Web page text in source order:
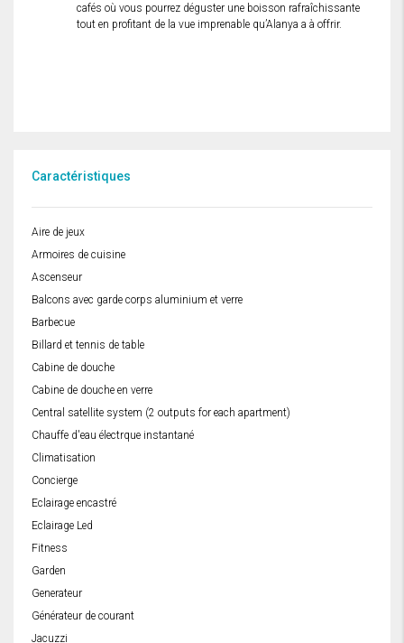
cafés où vous pourrez déguster une boisson rafraîchissante
tout en profitant de la vue imprenable qu’Alanya a à offrir.
Caractéristiques
Aire de jeux
Armoires de cuisine
Ascenseur
Balcons avec garde corps aluminium et verre
Barbecue
Billard et tennis de table
Cabine de douche
Cabine de douche en verre
Central satellite system (2 outputs for each apartment)
Chauffe d'eau électrque instantané
Climatisation
Concierge
Eclairage encastré
Eclairage Led
Fitness
Garden
Generateur
Générateur de courant
Jacuzzi